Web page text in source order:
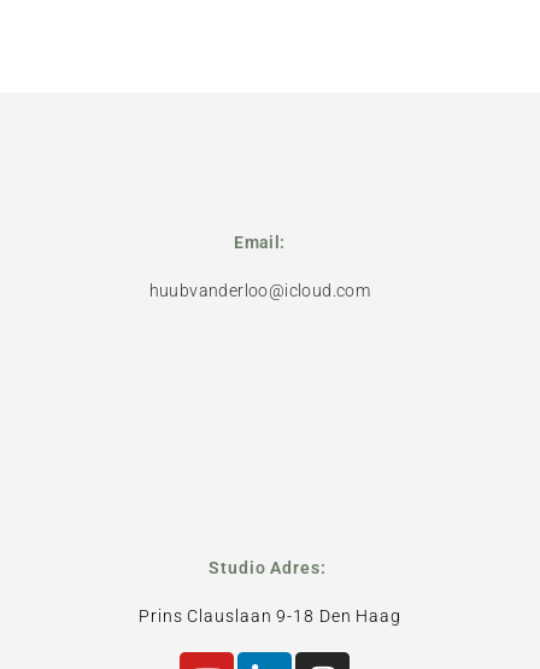
Studio Adres:
Prins Clauslaan 9-18 Den Haag
Email:
huubvanderloo@icloud.com